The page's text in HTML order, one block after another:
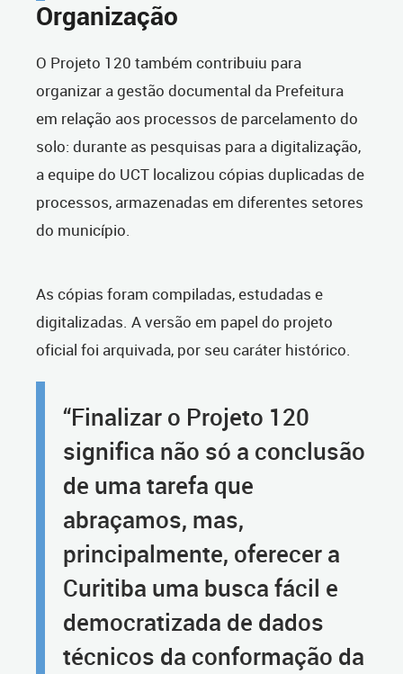
Organização
O Projeto 120 também contribuiu para
organizar a gestão documental da Prefeitura
em relação aos processos de parcelamento do
solo: durante as pesquisas para a digitalização,
a equipe do UCT localizou cópias duplicadas de
processos, armazenadas em diferentes setores
do município.
As cópias foram compiladas, estudadas e
digitalizadas. A versão em papel do projeto
oficial foi arquivada, por seu caráter histórico.
“Finalizar o Projeto 120
significa não só a conclusão
de uma tarefa que
abraçamos, mas,
principalmente, oferecer a
Curitiba uma busca fácil e
democratizada de dados
técnicos da conformação da